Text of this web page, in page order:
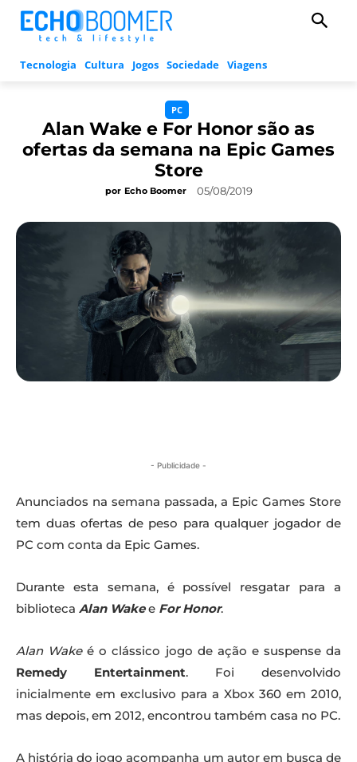
Tecnologia Cultura Jogos Sociedade Viagens
PC
Alan Wake e For Honor são as
ofertas da semana na Epic Games
Store
por Echo Boomer 05/08/2019
- Publicidade -
Anunciados na semana passada, a Epic Games Store
tem duas ofertas de peso para qualquer jogador de
PC com conta da Epic Games.
Durante esta semana, é possível resgatar para a
biblioteca Alan Wakee For Honor.
Alan Wakeé o clássico jogo de ação e suspense da
Remedy Entertainment. Foi desenvolvido
inicialmente em exclusivo para a Xbox 360 em 2010,
mas depois, em 2012, encontrou também casa no PC.
A história do jogo acompanha um autor em busca de